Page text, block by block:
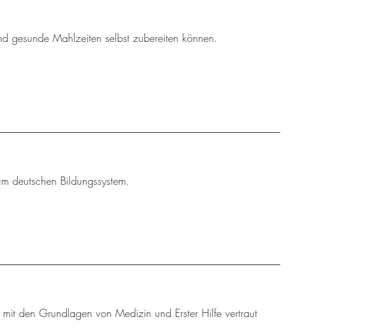
gesunde Mahlzeiten selbst zubereiten können.
deutschen Bildungssystem.
den Grundlagen von Medizin und Erster Hilfe vertraut